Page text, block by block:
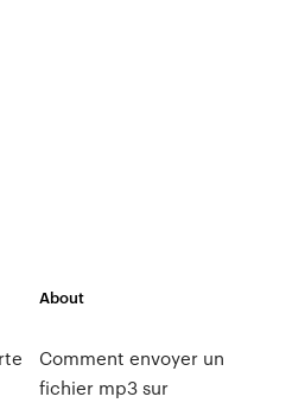
About
Comment envoyer un
fichier mp3 sur